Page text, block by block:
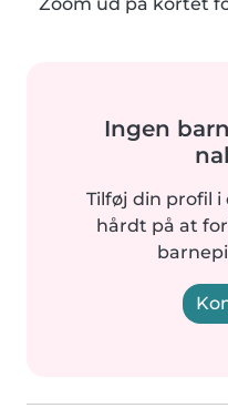
Ingen
Tilføj din profil i
hårdt på at